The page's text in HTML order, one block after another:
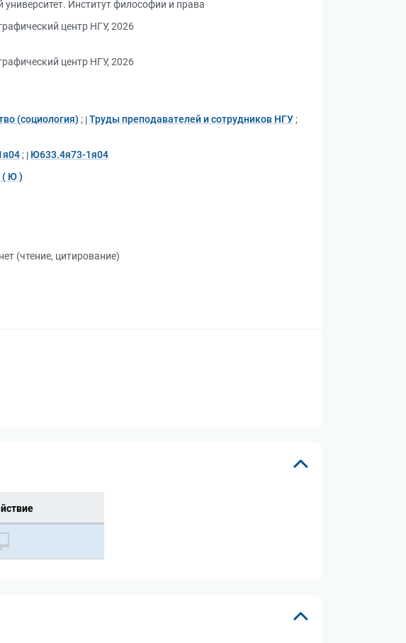
Институт философии и права
центр НГУ, 2026
центр НГУ, 2026
(социология) ; Труды преподавателей и сотрудников НГУ ;
;
Ю633.4я73-1я04
( Ю )
(чтение, цитирование)